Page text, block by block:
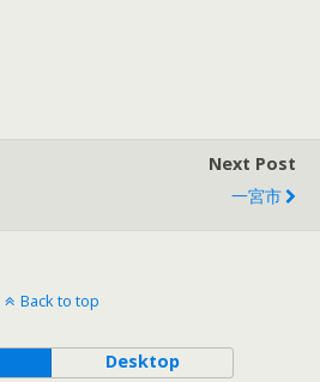
Next Post
一宮市
Back to top
Desktop